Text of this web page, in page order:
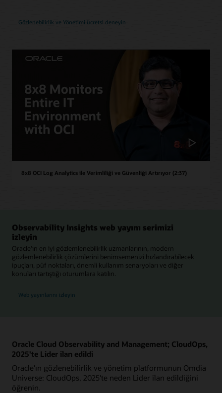
Gözlenebilirlik ve Yönetimi ücretsi deneyin
8x8 OCI Log Analytics ile Verimliliği ve Güvenliği Artırıyor (2:37)
Observability Insights web yayını serimizi
izleyin
Oracle'ın en iyi gözlemlenebilirlik uzmanlarının, modern
gözlemlenebilirlik çözümlerini benimsemenizi hızlandırabilecek
ipuçları, püf noktaları, önemli kullanım senaryoları ve diğer
konuları tartıştığı oturumlara katılın.
Web yayınlarını izleyin
Oracle Cloud Observability and Management; CloudOps,
2025'te Lider ilan edildi
Oracle'ın gözlenebilirlik ve yönetim platformunun Omdia
Universe: CloudOps, 2025'te neden Lider ilan edildiğini
öğrenin.